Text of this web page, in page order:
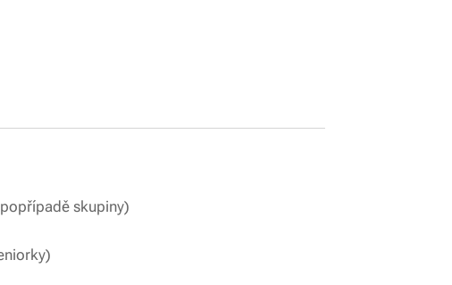
popřípadě skupiny)
seniorky)